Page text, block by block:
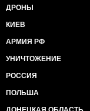
ДРОНЫ
КИЕВ
АРМИЯ РФ
УНИЧТОЖЕНИЕ
РОССИЯ
ПОЛЬША